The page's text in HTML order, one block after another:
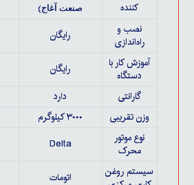
کننده
صنعت آغاج)
نصب و
راه‌اندازی
رایگان
آموزش کار با
دستگاه
رایگان
گارانتی
دارد
وزن تقریبی
۳۰۰۰ کیلوگرم
نوع موتور
محرک
Delta
سیستم روغن
اتومات